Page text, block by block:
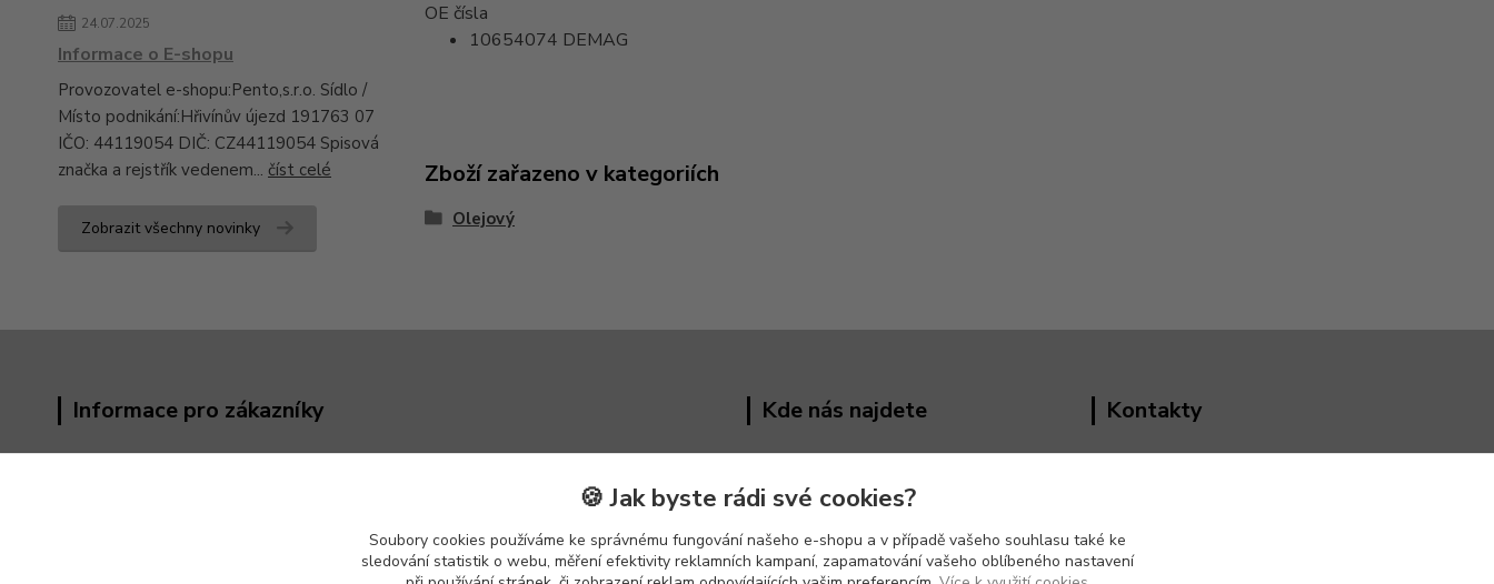
24.07.2025
Informace o E-shopu
Provozovatel e-shopu:Pento,s.r.o. Sídlo /
Místo podnikání:Hřivínův újezd 191763 07
IČO: 44119054 DIČ: CZ44119054 Spisová
značka a rejstřík vedenem... číst celé
Zobrazit všechny novinky
OE čísla
10654074 DEMAG
Zboží zařazeno v kategoriích
Olejový
Informace pro zákazníky Kde nás najdete Kontakty
info@pento-eshop.cz
🍪 Jak byste rádi své cookies?
Soubory cookies používáme ke správnému fungování našeho e-shopu a v případě vašeho souhlasu také ke
sledování statistik o webu, měření efektivity reklamních kampaní, zapamatování vašeho oblíbeného nastavení